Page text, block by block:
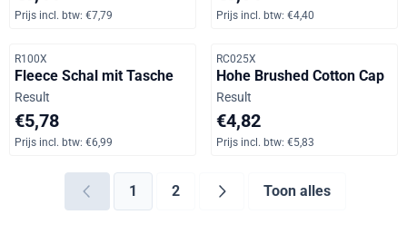
Prijs incl. btw: €7,79 Prijs incl. btw: €4,40
Artikelnummer
R100X
Fleece Schal mit Tasche
Merk:
Result
Prijs: 5,78, inclusief btw: 6,99
€5,78
Prijs incl. btw: €6,99
Artikelnummer
RC025X
Hohe Brushed Cotton Cap
Merk:
Result
Prijs: 4,82, inclusief btw: 5,83
€4,82
Prijs incl. btw: €5,83
1 2 Toon alles